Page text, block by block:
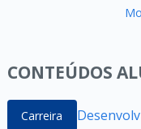
CONTEÚDOS
Carreira